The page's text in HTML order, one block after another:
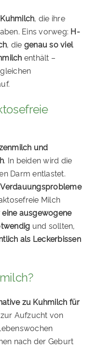
, die ihre
Eins vorweg: H-
, die genau so viel
enthält –
und
. In beiden wird die
Darm entlastet.
Verdauungsprobleme
Milch
ausgewogene
und sollten,
als Leckerbissen
zu Kuhmilch für
Aufzucht von
nach der Geburt